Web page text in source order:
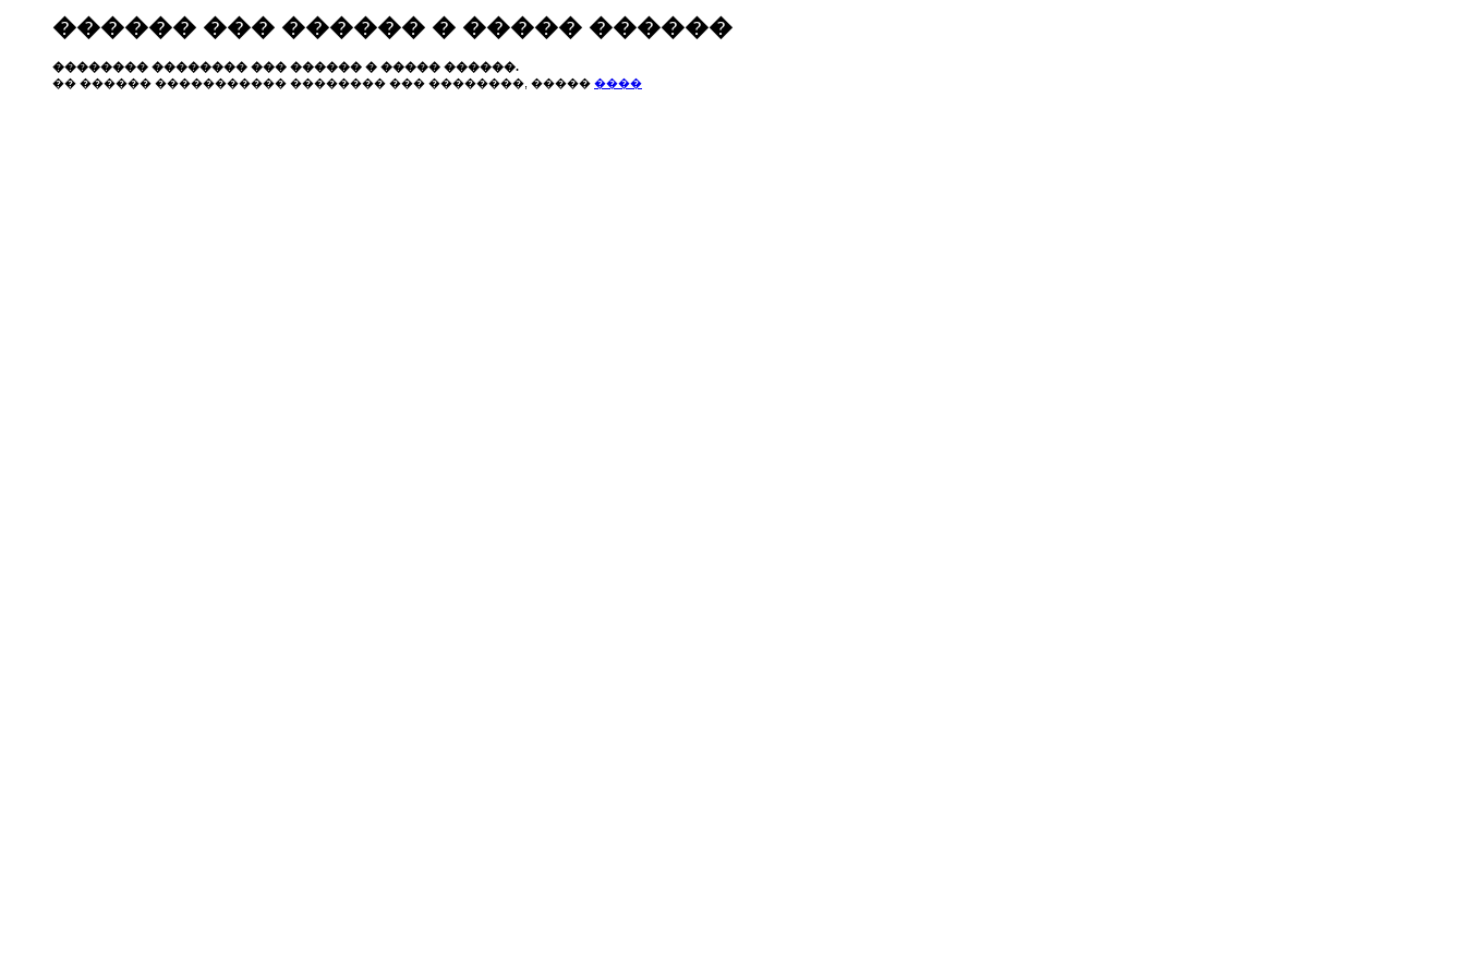
������ ��� ������ � ����� ������
�������� �������� ��� ������ � ����� ������.
�� ������ ����������� �������� ��� ��������, ����� ����